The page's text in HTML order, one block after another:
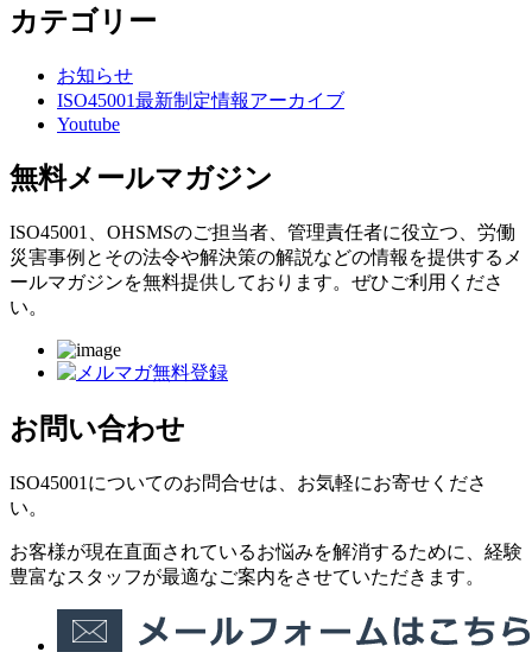
カテゴリー
お知らせ
ISO45001最新制定情報アーカイブ
Youtube
無料メールマガジン
ISO45001、OHSMSのご担当者、管理責任者に役立つ、労働
災害事例とその法令や解決策の解説などの情報を提供するメ
ールマガジンを無料提供しております。ぜひご利用くださ
い。
お問い合わせ
ISO45001についてのお問合せは、お気軽にお寄せくださ
い。
お客様が現在直面されているお悩みを解消するために、経験
豊富なスタッフが最適なご案内をさせていただきます。